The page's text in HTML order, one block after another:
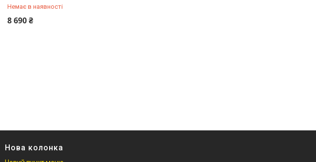
Немає в наявності
8 690 ₴
+380 (97) 778-20-70
Нова колонка